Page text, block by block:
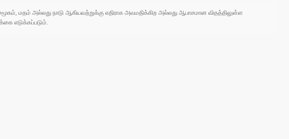
மதம் அல்லது நாடு ஆகியவற்றுக்கு எதிராக அவமதிக்கிற அல்லது ஆபாசமான விதத்திலுள்ள
எடுக்கப்படும்.